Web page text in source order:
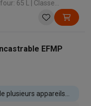
EFMP
plusieurs appareils